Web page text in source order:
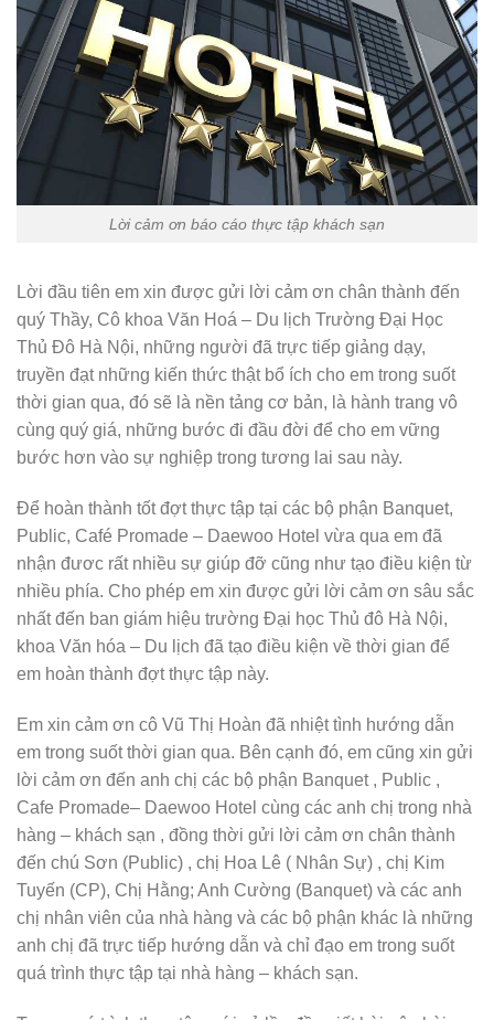
Lời cảm ơn báo cáo thực tập khách sạn
Lời đầu tiên em xin được gửi lời cảm ơn chân thành đến
quý Thầy, Cô khoa Văn Hoá – Du lịch Trường Đại Học
Thủ Đô Hà Nội, những người đã trực tiếp giảng dạy,
truyền đạt những kiến thức thật bổ ích cho em trong suốt
thời gian qua, đó sẽ là nền tảng cơ bản, là hành trang vô
cùng quý giá, những bước đi đầu đời để cho em vững
bước hơn vào sự nghiệp trong tương lai sau này.
Để hoàn thành tốt đợt thực tập tại các bộ phận Banquet,
Public, Café Promade – Daewoo Hotel vừa qua em đã
nhận đươc rất nhiều sự giúp đỡ cũng như tạo điều kiện từ
nhiều phía. Cho phép em xin được gửi lời cảm ơn sâu sắc
nhất đến ban giám hiệu trường Đại học Thủ đô Hà Nội,
khoa Văn hóa – Du lịch đã tạo điều kiện về thời gian để
em hoàn thành đợt thực tập này.
Em xin cảm ơn cô Vũ Thị Hoàn đã nhiệt tình hướng dẫn
em trong suốt thời gian qua. Bên cạnh đó, em cũng xin gửi
lời cảm ơn đến anh chị các bộ phận Banquet , Public ,
Cafe Promade– Daewoo Hotel cùng các anh chị trong nhà
hàng – khách sạn , đồng thời gửi lời cảm ơn chân thành
đến chú Sơn (Public) , chị Hoa Lê ( Nhân Sự) , chị Kim
Tuyến (CP), Chị Hằng; Anh Cường (Banquet) và các anh
chị nhân viên của nhà hàng và các bộ phận khác là những
anh chị đã trực tiếp hướng dẫn và chỉ đạo em trong suốt
quá trình thực tập tại nhà hàng – khách sạn.